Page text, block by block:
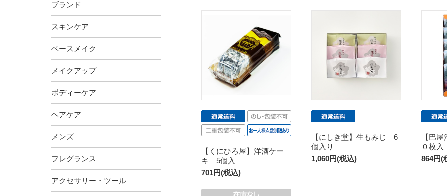
ブランド
スキンケア
ベースメイク
メイクアップ
ボディーケア
ヘアケア
メンズ
フレグランス
アクセサリー・ツール
【くにひろ屋】洋酒ケー
キ 5個入
701円(税込)
【にしき堂】生もみじ 6
個入り
1,060円(税込)
【巴
０枚入
864円(